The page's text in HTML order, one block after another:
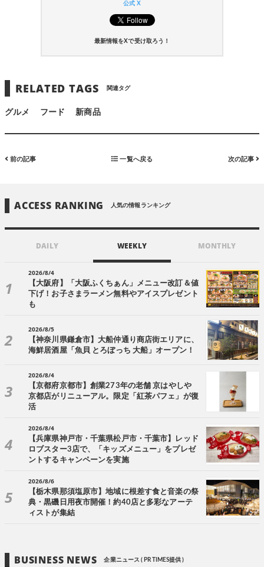
公式 X
最新情報をXで受け取ろう！
RELATED TAGS 関連タグ
グルメ フード 新商品
前の記事 一覧へ戻る 次の記事
ACCESS RANKING 人気の情報ランキング
DAILY WEEKLY MONTHLY
2026/8/4
【大阪府】「大阪ふくちぁん」メニュー改訂＆値
下げ！お子さまラーメン無料やアイスプレゼント
も
2026/8/5
【神奈川県鎌倉市】大船仲通り商店街エリアに、
海鮮居酒屋「魚貝 とろぼっち 大船」オープン！
2026/8/4
【京都府京都市】創業273年の老舗 京はやしや
京都店がリニューアル。限定「紅茶パフェ」が復
活
2026/8/4
【兵庫県神戸市・千葉県松戸市・千葉市】レッド
ロブスター3店で、「キッズメニュー」をプレゼ
ントするキャンペーンを実施
2026/8/6
【栃木県那須塩原市】地域に根差す食と音楽の祭
典・黒磯日用夜市開催！約40店と多彩なアーテ
ィストが集結
BUSINESS NEWS 企業ニュース ( PR TIMES提供 )